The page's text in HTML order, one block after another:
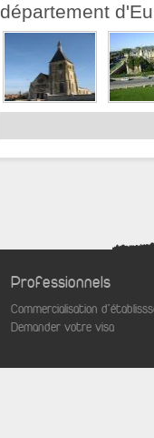
département
Professionnels
Commercialisation
Demander votre visa